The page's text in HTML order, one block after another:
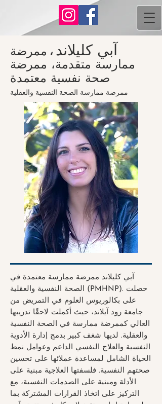
آبي كليلاند ، ممرضة
ممارسة متقدمة، ممرضة
صحة نفسية معتمدة
ممرضة ممارسة الصحة النفسية والعقلية
آبي كليلاند ممرضة ممارسة معتمدة في
الصحة النفسية والعقلية (PMHNP). حصلت
على بكالوريوس العلوم في التمريض من
جامعة رود آيلاند، حيث أكملت لاحقًا تدريبها
العالي كممرضة ممارسة في الصحة النفسية
والعقلية. لديها شغف كبير بدمج إدارة الأدوية
النفسية والعلاج النفسي الداعم وعوامل نمط
الحياة الشامل لمساعدة عملائها على تحسين
صحتهم النفسية. فلسفتها العلاجية مبنية على
الأدلة ومبنية على الصدمات النفسية، مع
التركيز على اتخاذ القرارات المشتركة بما